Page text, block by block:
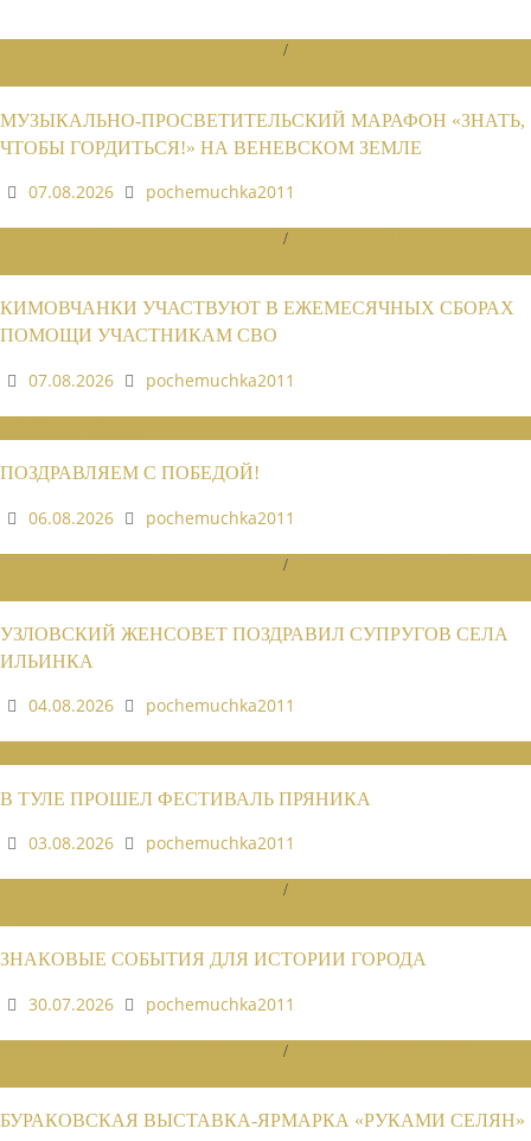
/
МУЗЫКАЛЬНО-ПРОСВЕТИТЕЛЬСКИЙ МАРАФОН «ЗНАТЬ,
ЧТОБЫ ГОРДИТЬСЯ!» НА ВЕНЕВСКОМ ЗЕМЛЕ
07.08.2026
pochemuchka2011
/
КИМОВЧАНКИ УЧАСТВУЮТ В ЕЖЕМЕСЯЧНЫХ СБОРАХ
ПОМОЩИ УЧАСТНИКАМ СВО
07.08.2026
pochemuchka2011
ПОЗДРАВЛЯЕМ С ПОБЕДОЙ!
06.08.2026
pochemuchka2011
/
УЗЛОВСКИЙ ЖЕНСОВЕТ ПОЗДРАВИЛ СУПРУГОВ СЕЛА
ИЛЬИНКА
04.08.2026
pochemuchka2011
В ТУЛЕ ПРОШЕЛ ФЕСТИВАЛЬ ПРЯНИКА
03.08.2026
pochemuchka2011
/
ЗНАКОВЫЕ СОБЫТИЯ ДЛЯ ИСТОРИИ ГОРОДА
30.07.2026
pochemuchka2011
/
БУРАКОВСКАЯ ВЫСТАВКА-ЯРМАРКА «РУКАМИ СЕЛЯН»